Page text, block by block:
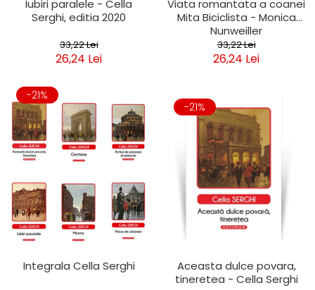
Iubiri paralele - Cella
Serghi, editia 2020
33,22 Lei
26,24 Lei
Viata romantata a coanei
Mita Biciclista - Monica
Nunweiller
33,22 Lei
26,24 Lei
-21%
Integrala Cella Serghi
-21%
Aceasta dulce povara,
tineretea - Cella Serghi